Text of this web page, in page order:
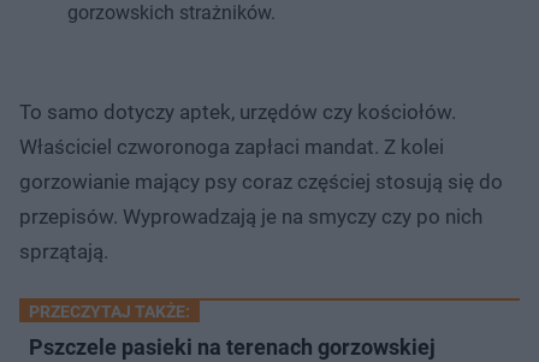
gorzowskich strażników.
To samo dotyczy aptek, urzędów czy kościołów.
Właściciel czworonoga zapłaci mandat. Z kolei
gorzowianie mający psy coraz częściej stosują się do
przepisów. Wyprowadzają je na smyczy czy po nich
sprzątają.
PRZECZYTAJ TAKŻE:
Pszczele pasieki na terenach gorzowskiej